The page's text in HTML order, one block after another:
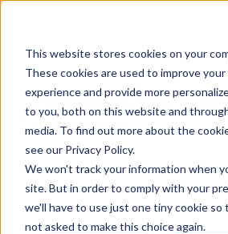
This website stores cookies on your
These cookies are used to improve
experience and provide more
to you, both on this website and
media. To find out more about the
see our Privacy Policy.
We won't track your information when
site. But in order to comply with your
we'll have to use just one tiny cookie so
not asked to make this choice again.
Estrategias y
Cobranzas